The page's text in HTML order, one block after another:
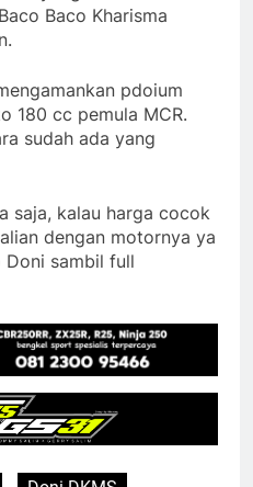
Baco Kharisma
pdoium
180 cc pemula MCR.
sudah ada yang
saja, kalau harga cocok
dengan motornya ya
Doni sambil full